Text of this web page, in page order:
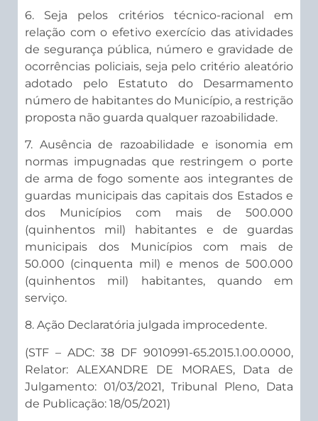
6. Seja pelos critérios técnico-racional em
relação com o efetivo exercício das atividades
de segurança pública, número e gravidade de
ocorrências policiais, seja pelo critério aleatório
adotado pelo Estatuto do Desarmamento
número de habitantes do Município, a restrição
proposta não guarda qualquer razoabilidade.
7. Ausência de razoabilidade e isonomia em
normas impugnadas que restringem o porte
de arma de fogo somente aos integrantes de
guardas municipais das capitais dos Estados e
dos Municípios com mais de 500.000
(quinhentos mil) habitantes e de guardas
municipais dos Municípios com mais de
50.000 (cinquenta mil) e menos de 500.000
(quinhentos mil) habitantes, quando em
serviço.
8. Ação Declaratória julgada improcedente.
(STF – ADC: 38 DF 9010991-65.2015.1.00.0000,
Relator: ALEXANDRE DE MORAES, Data de
Julgamento: 01/03/2021, Tribunal Pleno, Data
de Publicação: 18/05/2021)